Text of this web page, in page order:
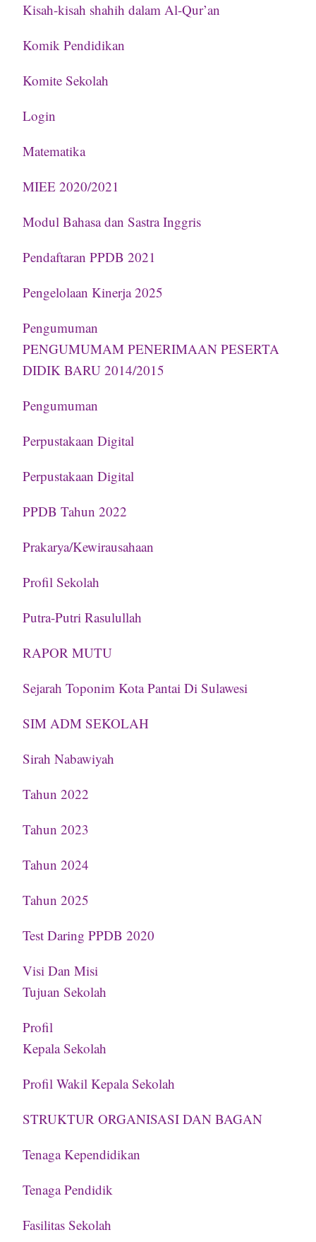
Kisah-kisah shahih dalam Al-Qur’an
Komik Pendidikan
Komite Sekolah
Login
Matematika
MIEE 2020/2021
Modul Bahasa dan Sastra Inggris
Pendaftaran PPDB 2021
Pengelolaan Kinerja 2025
Pengumuman
PENGUMUMAM PENERIMAAN PESERTA
DIDIK BARU 2014/2015
Pengumuman
Perpustakaan Digital
Perpustakaan Digital
PPDB Tahun 2022
Prakarya/Kewirausahaan
Profil Sekolah
Putra-Putri Rasulullah
RAPOR MUTU
Sejarah Toponim Kota Pantai Di Sulawesi
SIM ADM SEKOLAH
Sirah Nabawiyah
Tahun 2022
Tahun 2023
Tahun 2024
Tahun 2025
Test Daring PPDB 2020
Visi Dan Misi
Tujuan Sekolah
Profil
Kepala Sekolah
Profil Wakil Kepala Sekolah
STRUKTUR ORGANISASI DAN BAGAN
Tenaga Kependidikan
Tenaga Pendidik
Fasilitas Sekolah